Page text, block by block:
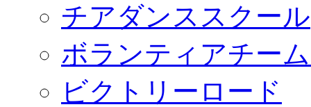
チアダンススクール
ボランティアチー
ビクトリーロード